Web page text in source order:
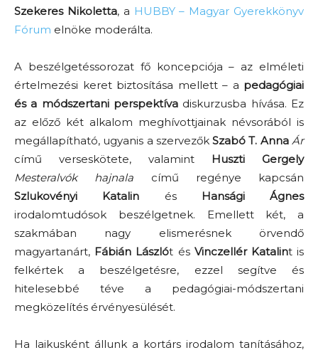
Szekeres Nikoletta, a HUBBY – Magyar Gyerekkönyv
Fórum elnöke moderálta.
A beszélgetéssorozat fő koncepciója – az elméleti
értelmezési keret biztosítása mellett – a pedagógiai
és a módszertani perspektíva diskurzusba hívása. Ez
az előző két alkalom meghívottjainak névsorából is
megállapítható, ugyanis a szervezőkSzabó T. Anna Ár
című verseskötete, valamint Huszti Gergely
Mesteralvók hajnala című regénye kapcsán
Szlukovényi Katalin és Hansági Ágnes
irodalomtudósok beszélgetnek. Emellett két, a
szakmában nagy elismerésnek örvendő
magyartanárt, Fábián Lászlót és Vinczellér Katalint is
felkértek a beszélgetésre, ezzel segítve és
hitelesebbé téve a pedagógiai-módszertani
megközelítés érvényesülését.
Ha laikusként állunk a kortárs irodalom tanításához,